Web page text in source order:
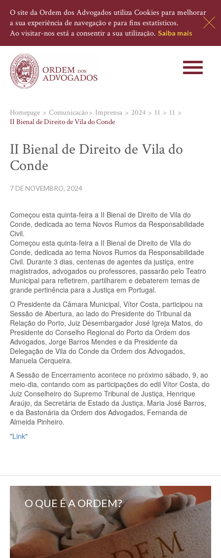
O site da Ordem dos Advogados utiliza Cookies para melhorar
a sua experiência de navegação e para fins estatísticos.
Ao visitar-nos está a consentir a sua utilização. Saiba mais
Toggle
Homepage Comunicação Imprensa 2024 11
11
II Bienal de Direito de Vila do Conde
II Bienal de Direito de Vila do
Conde
7 DE NOVEMBRO, 2024
Começou esta quinta-feira a II Bienal de Direito de Vila do
Conde, dedicada ao tema Novos Rumos da Responsabilidade
Civil.
Começou esta quinta-feira a II Bienal de Direito de Vila do
Conde, dedicada ao tema Novos Rumos da Responsabilidade
Civil. Durante 3 dias, centenas de agentes da justiça, entre
magistrados, advogados ou professores, passarão pelo Teatro
Municipal para refletirem, partilharem e debaterem temas de
grande pertinência para a Justiça em Portugal.
O Presidente da Câmara Municipal, Vítor Costa, participou na
Sessão de Abertura, ao lado do Presidente do Tribunal da
Relação do Porto, Juiz Desembargador José Igreja Matos, do
Presidente do Conselho Regional do Porto da Ordem dos
Advogados, Jorge Barros Mendes e da Presidente da
Delegação de Vila do Conde da Ordem dos Advogados,
Manuela Cerqueira.
A Sessão de Encerramento acontece no próximo sábado, 9, ao
meio-dia, contando com as participações do edil Vítor Costa, do
Juiz Conselheiro do Supremo Tribunal de Justiça, Henrique
Araújo, da Secretária de Estado da Justiça, Maria José Barros,
e da Bastonária da Ordem dos Advogados, Fernanda de
Almeida Pinheiro.
"Link"
O QUE É A ORDEM?